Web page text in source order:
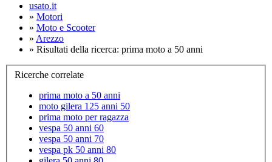
usato.it
» Motori
» Moto e Scooter
» Arezzo
» Risultati della ricerca: prima moto a 50 anni
Ricerche correlate
prima moto a 50 anni
moto gilera 125 anni 50
prima moto per ragazza
vespa 50 anni 60
vespa 50 anni 70
vespa pk 50 anni 80